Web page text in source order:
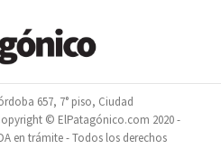
657, 7° piso, Ciudad
© ElPatagónico.com 2020 -
en trámite - Todos los derechos